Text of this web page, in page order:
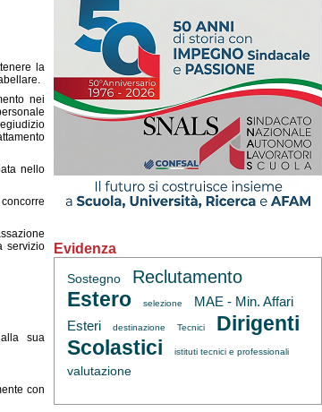
la
nei
nello
servizio
sua
con
Evidenza
Sostegno Reclutamento
Estero selezione
MAE - Min. Affari
Esteri
destinazione Tecnici
Dirigenti
Scolastici
istituti tecnici e professionali
valutazione